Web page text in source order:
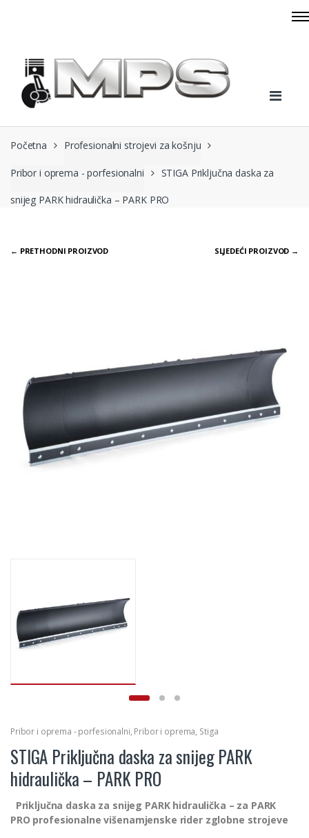
Početna Profesionalni strojevi za košnju
Pribor i oprema - porfesionalni STIGA Priključna daska za
snijeg PARK hidraulička – PARK PRO
← PRETHODNI PROIZVOD SLJEDEĆI PROIZVOD →
Pribor i oprema - porfesionalni, Pribor i oprema, Stiga
STIGA Priključna daska za snijeg PARK
hidraulička – PARK PRO
Priključna daska za snijeg PARK hidraulička – za PARK
PRO profesionalne višenamjenske rider zglobne strojeve